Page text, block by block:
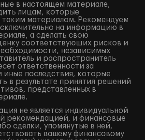
в настоящем материале,
лицам, которые
таким материалом. Рекомендуем
на информацию в
а сделать свою
соответствующих рисков и
независимых
и распространитель
ответственности за
иные последствия, которые
в результате принятия решений
представленных в
не является индивидуальной
рекомендацией, и финансовые
сделки, упомянутые в ней,
вашему финансовому